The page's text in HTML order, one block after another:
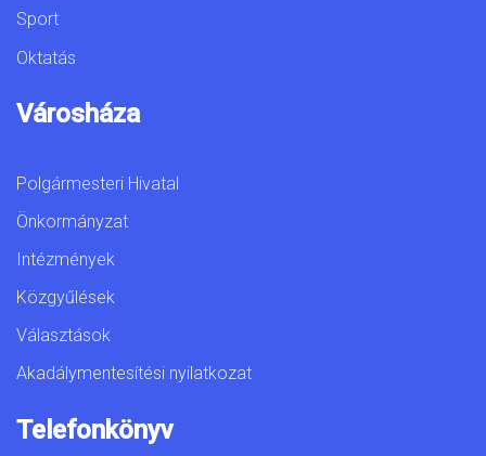
Sport
Oktatás
Városháza
Polgármesteri Hivatal
Önkormányzat
Intézmények
Közgyűlések
Választások
Akadálymentesítési nyilatkozat
Telefonkönyv